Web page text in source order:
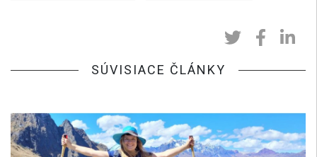
SÚVISIACE ČLÁNKY